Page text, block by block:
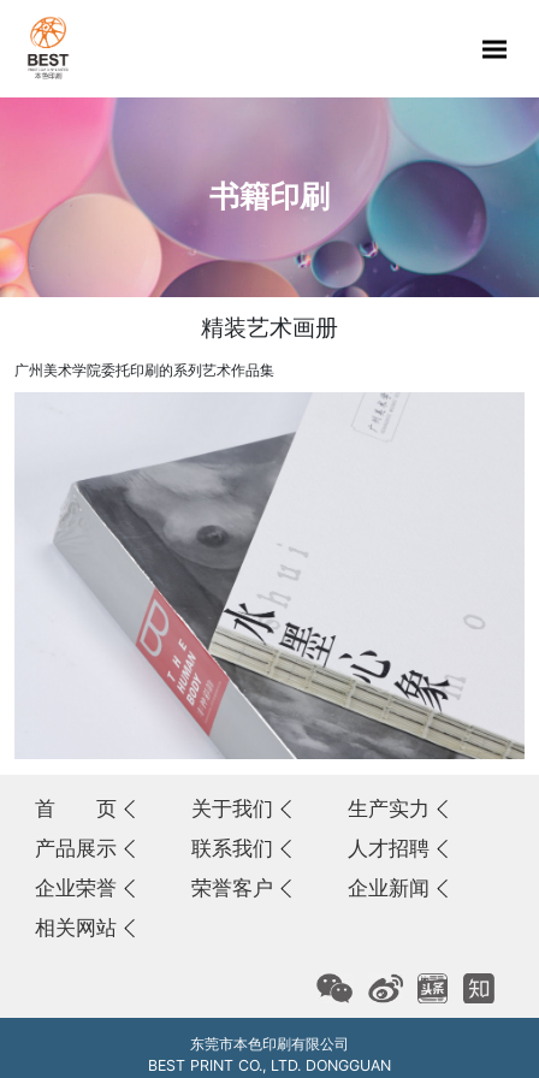
书籍印刷
精装艺术画册
广州美术学院委托印刷的系列艺术作品集
首 页 关于我们
生产实力
产品展示
联系我们
人才招聘
企业荣誉
荣誉客户
企业新闻
相关网站
东莞市本色印刷有限公司
BEST PRINT CO., LTD. DONGGUAN